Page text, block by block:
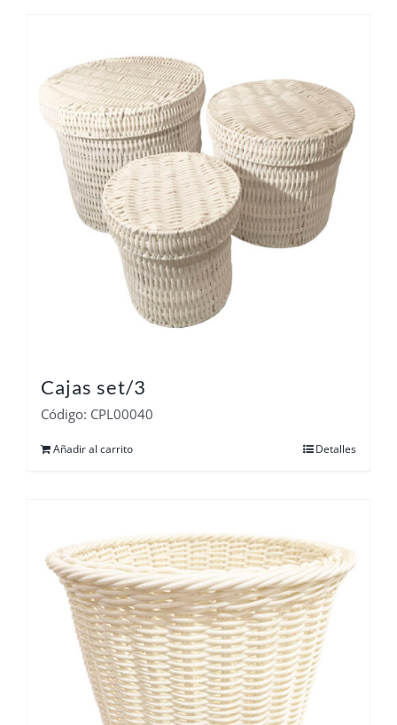
Cajas set/3
Código: CPL00040
Añadir al carrito Detalles